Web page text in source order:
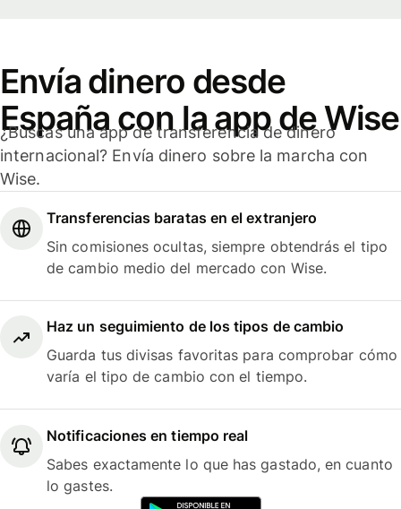
Envía dinero desde
España con la app de Wise
¿Buscas una app de transferencia de dinero
internacional? Envía dinero sobre la marcha con
Wise.
Transferencias baratas en el extranjero
Sin comisiones ocultas, siempre obtendrás el tipo
de cambio medio del mercado con Wise.
Haz un seguimiento de los tipos de cambio
Guarda tus divisas favoritas para comprobar cómo
varía el tipo de cambio con el tiempo.
Notificaciones en tiempo real
Sabes exactamente lo que has gastado, en cuanto
lo gastes.